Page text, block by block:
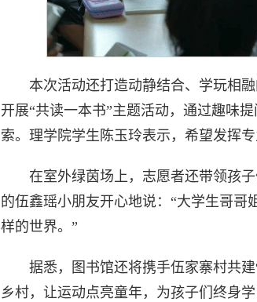
本次活动还打造动静结合、学玩相
开展“共读一本书”主题活动，通过趣味
索。理学院学生陈玉玲表示，希望发挥
在室外绿茵场上，志愿者还带领孩
的伍鑫瑶小朋友开心地说：“大学生哥
样的世界。”
据悉，图书馆还将携手伍家寨村共
乡村，让运动点亮童年，为孩子们终身